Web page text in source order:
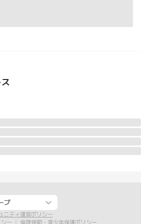
プ
ニティ運営ポリシー
ー 倫理規範・青少年保護ポリシー